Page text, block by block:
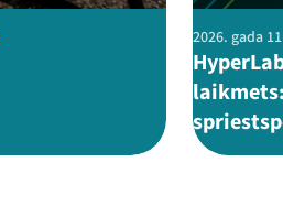
2026. gada